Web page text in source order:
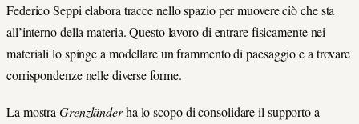
Federico Seppi elabora tracce nello spazio per muovere ciò che sta
all’interno della materia. Questo lavoro di entrare fisicamente nei
materiali lo spinge a modellare un frammento di paesaggio e a trovare
corrispondenze nelle diverse forme.
La mostra Grenzländerha lo scopo di consolidare il supporto a